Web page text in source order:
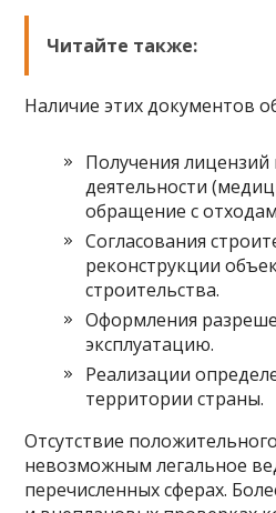
Читайте также:
Наличие этих документов
Получения
деятельности
обращение с
Согласования
реконструкции
строительства.
Оформления
эксплуатацию.
Реализации
территории страны.
Отсутствие
невозможным легальное
перечисленных сферах.